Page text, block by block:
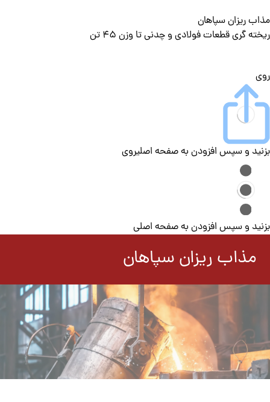
مذاب ریزان سپاهان
ریخته گری قطعات فولادی و چدنی تا وزن 45 تن
روی
بزنید و سپس افزودن به صفحه اصلیروی
بزنید و سپس افزودن به صفحه اصلی
مذاب ریزان سپاهان